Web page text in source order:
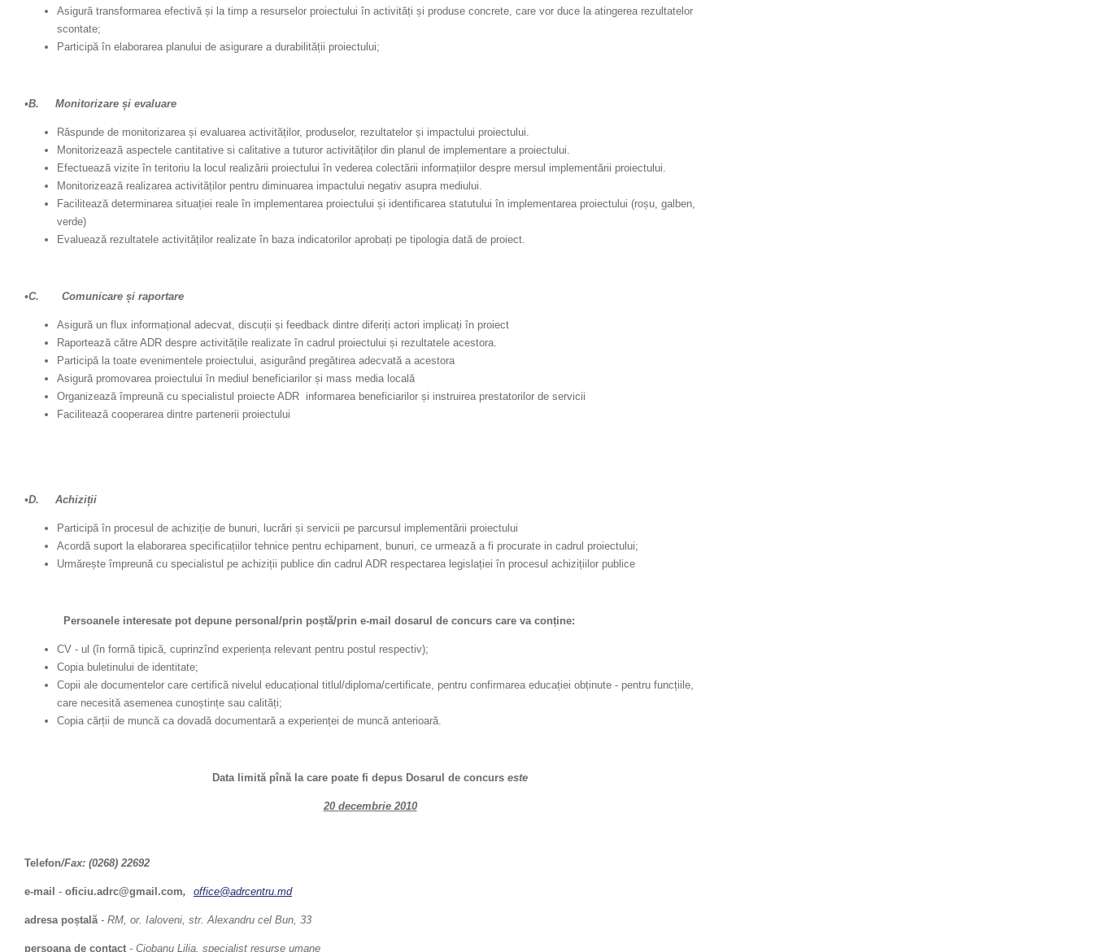
Asigură transformarea efectivă și la timp a resurselor proiectului în activități și produse concrete, care vor duce la atingerea rezultatelor
scontate;
Participă în elaborarea planului de asigurare a durabilității proiectului;
•B. Monitorizare și evaluare
Răspunde de monitorizarea și evaluarea activităților, produselor, rezultatelor și impactului proiectului.
Monitorizează aspectele cantitative si calitative a tuturor activităților din planul de implementare a proiectului.
Efectuează vizite în teritoriu la locul realizării proiectului în vederea colectării informațiilor despre mersul implementării proiectului.
Monitorizează realizarea activităților pentru diminuarea impactului negativ asupra mediului.
Facilitează determinarea situației reale în implementarea proiectului și identificarea statutului în implementarea proiectului (roșu, galben,
verde)
Evaluează rezultatele activităților realizate în baza indicatorilor aprobați pe tipologia dată de proiect.
•C. Comunicare și raportare
Asigură un flux informațional adecvat, discuții și feedback dintre diferiți actori implicați în proiect
Raportează către ADR despre activitățile realizate în cadrul proiectului și rezultatele acestora.
Participă la toate evenimentele proiectului, asigurând pregătirea adecvată a acestora
Asigură promovarea proiectului în mediul beneficiarilor și mass media locală
Organizează împreună cu specialistul proiecte ADR informarea beneficiarilor și instruirea prestatorilor de servicii
Facilitează cooperarea dintre partenerii proiectului
•D. Achiziții
Participă în procesul de achiziție de bunuri, lucrări și servicii pe parcursul implementării proiectului
Acordă suport la elaborarea specificațiilor tehnice pentru echipament, bunuri, ce urmează a fi procurate in cadrul proiectului;
Urmărește împreună cu specialistul pe achiziții publice din cadrul ADR respectarea legislației în procesul achizițiilor publice
Persoanele interesate pot depune personal/prin poștă/prin e-mail dosarul de concurs care va conține:
CV - ul (în formă tipică, cuprinzînd experiența relevant pentru postul respectiv);
Copia buletinului de identitate;
Copii ale documentelor care certifică nivelul educațional titlul/diploma/certificate, pentru confirmarea educației obținute - pentru funcțiile,
care necesită asemenea cunoștințe sau calități;
Copia cărții de muncă ca dovadă documentară a experienței de muncă anterioară.
Data limită pînă la care poate fi depus Dosarul de concurs este
20 decembrie 2010
Telefon/Fax: (0268) 22692
e-mail - oficiu.adrc@gmail.com, office@adrcentru.md
adresa poștală - RM, or. Ialoveni, str. Alexandru cel Bun, 33
persoana de contact - Ciobanu Lilia, specialist resurse umane